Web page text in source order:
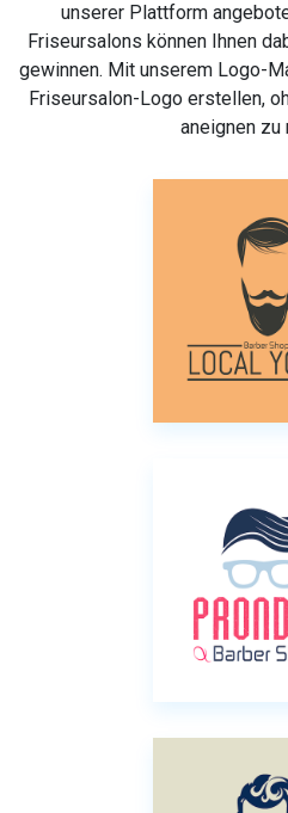
unserer Plattform
Friseursalons können Ihnen
gewinnen. Mit unserem Logo-
Friseursalon-Logo erstellen,
aneignen zu